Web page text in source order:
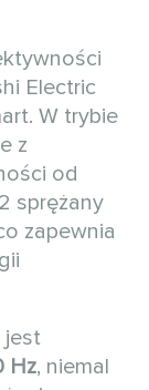
Electric
W trybie
z
od
sprężany
zapewnia
jest
Hz, niemal